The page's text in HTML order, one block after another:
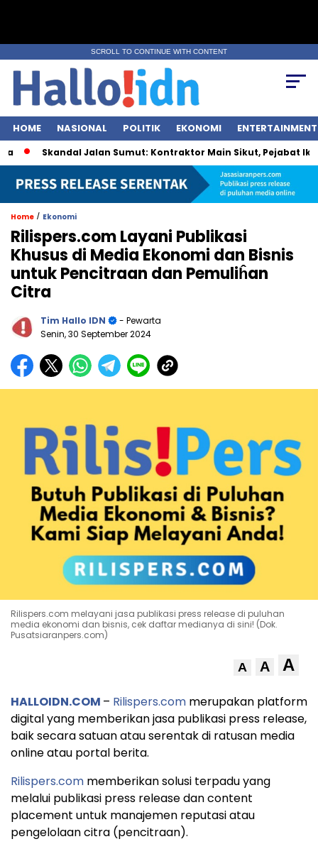
SCROLL TO CONTINUE WITH CONTENT
HOME NASIONAL POLITIK EKONOMI ENTERTAINMENT
Skandal Jalan Sumut: Kontraktor Main Sikut, Pejabat Ikut
Home / Ekonomi
Rilispers.com Layani Publikasi
Khusus di Media Ekonomi dan Bisnis
untuk Pencitraan dan Pemuliĥan
Citra
Tim Hallo IDN
- Pewarta
Senin, 30 September 2024
Rilispers.com melayani jasa publikasi press release di puluhan
media ekonomi dan bisnis, cek daftar medianya di sini! (Dok.
Pusatsiaranpers.com)
A A A
HALLOIDN.COM – Rilispers.com merupakan platform
digital yang memberikan jasa publikasi press release,
baik secara satuan atau serentak di ratusan media
online atau portal berita.
Rilispers.com memberikan solusi terpadu yang
melalui publikasi press release dan content
placement untuk manajemen reputasi atau
pengelolaan citra (pencitraan).